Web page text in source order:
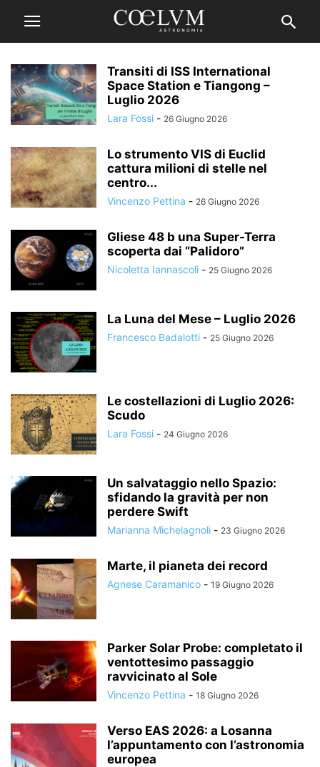
Transiti di ISS International
Space Station e Tiangong –
Luglio 2026
Lara Fossi - 26 Giugno 2026
Lo strumento VIS di Euclid
cattura milioni di stelle nel
centro...
Vincenzo Pettina - 26 Giugno 2026
Gliese 48 b una Super-Terra
scoperta dai “Palidoro”
Nicoletta Iannascoli - 25 Giugno 2026
La Luna del Mese – Luglio 2026
Francesco Badalotti - 25 Giugno 2026
Le costellazioni di Luglio 2026:
Scudo
Lara Fossi - 24 Giugno 2026
Un salvataggio nello Spazio:
sfidando la gravità per non
perdere Swift
Marianna Michelagnoli - 23 Giugno 2026
Marte, il pianeta dei record
Agnese Caramanico - 19 Giugno 2026
Parker Solar Probe: completato il
ventottesimo passaggio
ravvicinato al Sole
Vincenzo Pettina - 18 Giugno 2026
Verso EAS 2026: a Losanna
l’appuntamento con l’astronomia
europea